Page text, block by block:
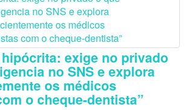
exige no privado
no SNS e explora
os médicos
o cheque-dentista”